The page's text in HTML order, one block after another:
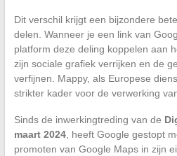
Dit verschil krijgt een bijzondere
delen. Wanneer je een link van
platform deze deling koppelen aan
zijn sociale grafiek verrijken en de
verfijnen. Mappy, als Europese
strikter kader voor de verwerking
Sinds de inwerkingtreding van de
maart 2024, heeft Google gestopt
promoten van Google Maps in zijn